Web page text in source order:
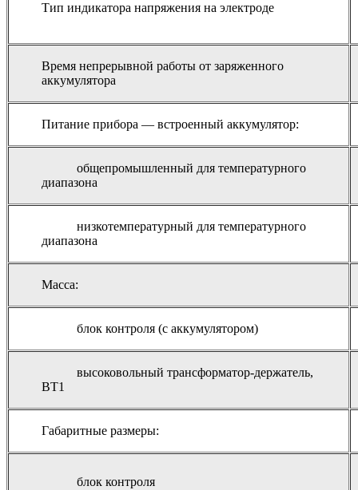
Тип индикатора напряжения на электроде
Время непрерывной работы от заряженного
аккумулятора
Питание прибора — встроенный аккумулятор:
общепромышленный для температурного
диапазона
низкотемпературный для температурного
диапазона
Масса:
блок контроля (с аккумулятором)
высоковольный трансформатор-держатель,
ВТ1
Габаритные размеры:
блок контроля